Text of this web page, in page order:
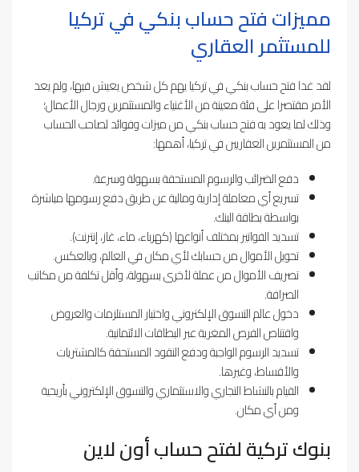
مميزات فتح حساب بنكي في تركيا
للمستثمر العقاري
لقد غدا فتح حساب بنكي في تركيا يهم كل شخص يعيش فيها، ولم يعد
الأمر مقتصرا على فئة معينة من الأغنياء والمستثمرين ورجال الأعمال؛
وذلك لما يعود به فتح حساب بنكي من ميزات وفوائد لصاحب الحساب
من المستثمرين العقاريين في تركيا، أهمها:
دفع الضرائب والرسوم المستحقة بسهولة وسرعة.
تسريع أي معاملة إدارية ومالية عن طريق دفع رسومها مباشرة
بواسطة بطاقة البنك.
تسديد الفواتير بمختلف أنواعها (كهرباء، ماء، غاز، إنترنت).
تحويل الأموال من حسابك لأي مكان في العالم، وبالعكس.
تصريف الأموال من عملة لأخرى بسهولة، وأقل تكلفة من مكاتب
الصرافة.
دخول عالم التسوق الإلكتروني واختيار المستلزمات والعروض
واقتناص الفرص المغرية عبر البطاقات الائتمانية.
تسديد الرسوم الواجبة ودفع النقود المستحقة كالمشتريات
والأقساط، وغيرها.
القيام بالنشاط التجاري والاستثماري والتسوق الإلكتروني بأريحية
ومن أي مكان.
بنوك تركية لفتح حساب أون لاين